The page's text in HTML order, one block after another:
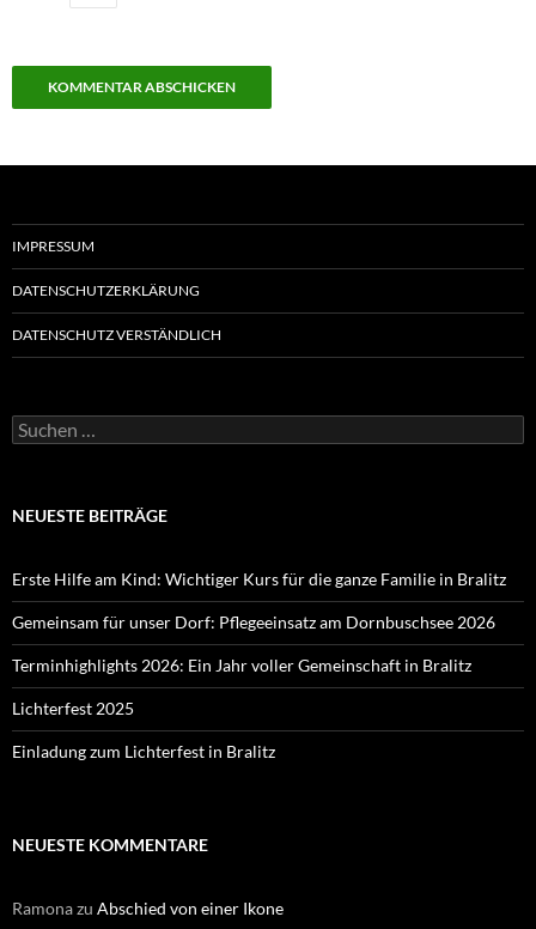
IMPRESSUM
DATENSCHUTZERKLÄRUNG
DATENSCHUTZ VERSTÄNDLICH
Suchen
nach:
NEUESTE BEITRÄGE
Erste Hilfe am Kind: Wichtiger Kurs für die ganze Familie in Bralitz
Gemeinsam für unser Dorf: Pflegeeinsatz am Dornbuschsee 2026
Terminhighlights 2026: Ein Jahr voller Gemeinschaft in Bralitz
Lichterfest 2025
Einladung zum Lichterfest in Bralitz
NEUESTE KOMMENTARE
Ramonazu Abschied von einer Ikone